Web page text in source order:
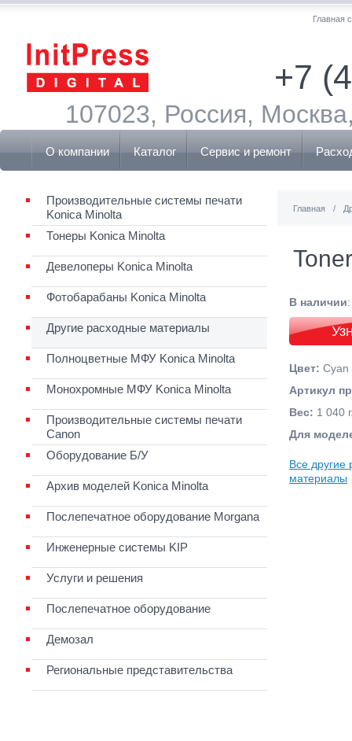
Главная
+7
107023, Россия,
О компании Каталог Сервис и ремонт
Главная /
В наличии
Цвет: Cyan
Артикул
Вес: 1 040
Для
Все другие
материалы
Производительные системы печати
Konica Minolta
Тонеры Konica Minolta
Девелоперы Konica Minolta
Фотобарабаны Konica Minolta
Другие расходные материалы
Полноцветные МФУ Konica Minolta
Монохромные МФУ Konica Minolta
Производительные системы печати
Canon
Оборудование Б/У
Архив моделей Konica Minolta
Послепечатное оборудование Morgana
Инженерные системы KIP
Услуги и решения
Послепечатное оборудование
Демозал
Региональные представительства